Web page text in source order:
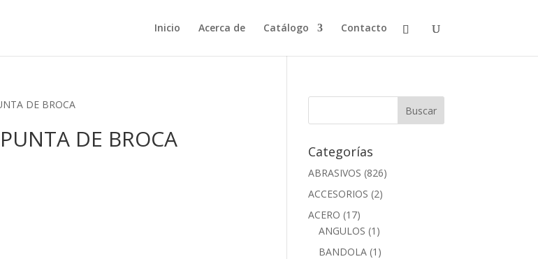
Inicio Acerca de Catálogo Contacto
DE BROCA
DE BROCA Categorías
ABRASIVOS (826)
ACCESORIOS (2)
ACERO (17)
ANGULOS (1)
BANDOLA (1)